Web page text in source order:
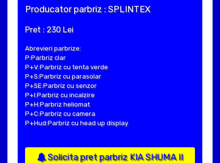
Producator parbriz : SPLINTEX
Pret : 230 Lei
Abrevieri parbrize:
P:Parbriz clar
P+V:Parbriz cu tenta verde
P+S:Parbriz cu parasolar
P+SE:Parbriz cu senzor
P+I:Parbriz cu incalzire
P+H:Parbriz heliomat
P+C:Parbriz cu camera
P+Hud:Parbriz cu head up display
Solicita pret parbriz KIA SHUMA II